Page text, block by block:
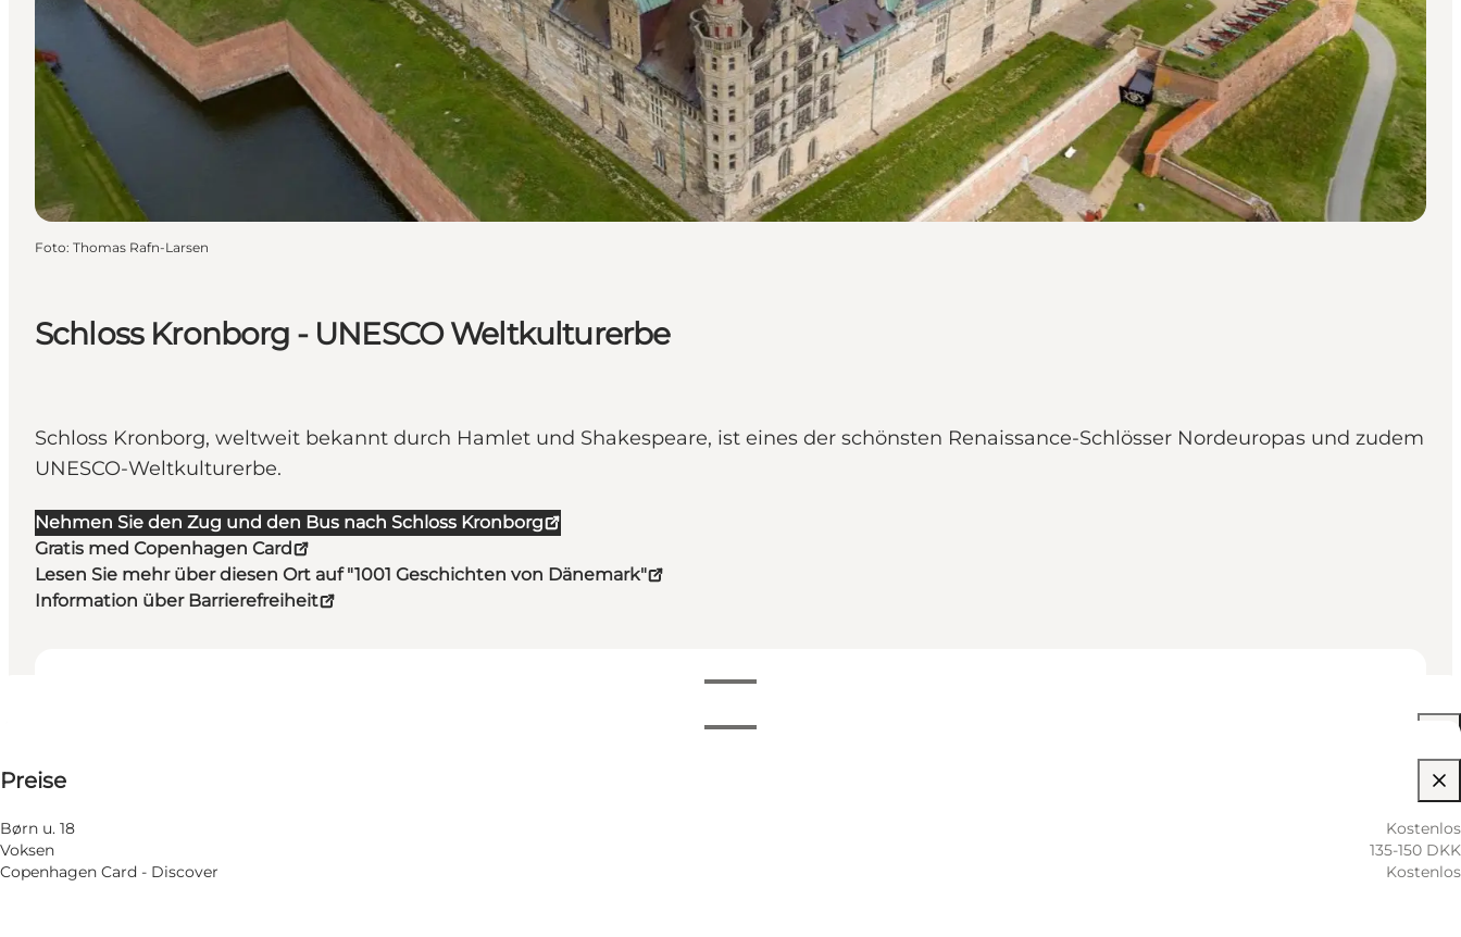
Schloss Kronborg - UNESCO Weltkulturerbe
Schloss Kronborg, weltweit bekannt durch Hamlet und Shakespeare, ist eines der schönsten Renaissance-Schlösser Nordeuropas und zudem
UNESCO-Weltkulturerbe.
Nehmen Sie den Zug und den Bus nach Schloss Kronborg
Gratis med Copenhagen Card
Lesen Sie mehr über diesen Ort auf "1001 Geschichten von Dänemark"
Information über Barrierefreiheit
Nach Monat filtern
Mittwoch
10:00 AM–06:00 PM
6 August
Donnerstag
10:00 AM–06:00 PM
Preise
Børn u. 18
Kostenlos
Voksen
135-150 DKK
Copenhagen Card - Discover
Kostenlos
⌘
Barrierefreiheit
Website besuchen
Foto: Thomas Rafn-Larsen